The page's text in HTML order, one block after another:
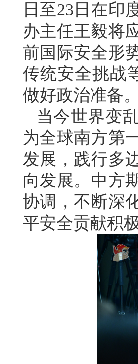
日至23日在印
办主任王毅将
前国际安全形
传统安全挑战
做好政治准备。
当今世界变
为全球南方第
发展，践行多
向发展。中方
协调，不断深
平安全贡献积